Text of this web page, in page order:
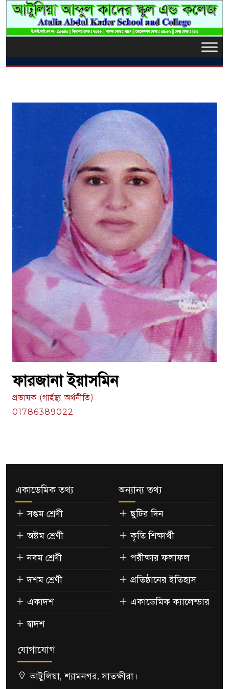
ফারজানা ইয়াসমিন
প্রভাষক (গার্হস্থ্য অর্থনীতি)
01786389022
একাডেমিক তথ্য
সপ্তম শ্রেণী
অষ্টম শ্রেণী
নবম শ্রেণী
দশম শ্রেণী
একাদশ
দ্বাদশ
অন্যান্য তথ্য
ছুটির দিন
কৃতি শিক্ষার্থী
পরীক্ষার ফলাফল
প্রতিষ্ঠানের ইতিহাস
একাডেমিক ক্যালেন্ডার
যোগাযোগ
আটুলিয়া, শ্যামনগর, সাতক্ষীরা।